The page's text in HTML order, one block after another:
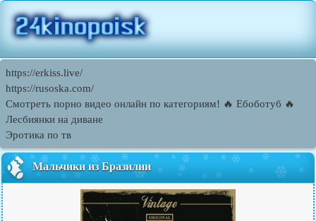
https://erkiss.live/
https://rusoska.com/
Смотреть порно видео онлайн по категориям! 🔥 Ебоботуб 🔥
Лесбиянки на диване
Эротика по тв
Мальчики из Бразилии